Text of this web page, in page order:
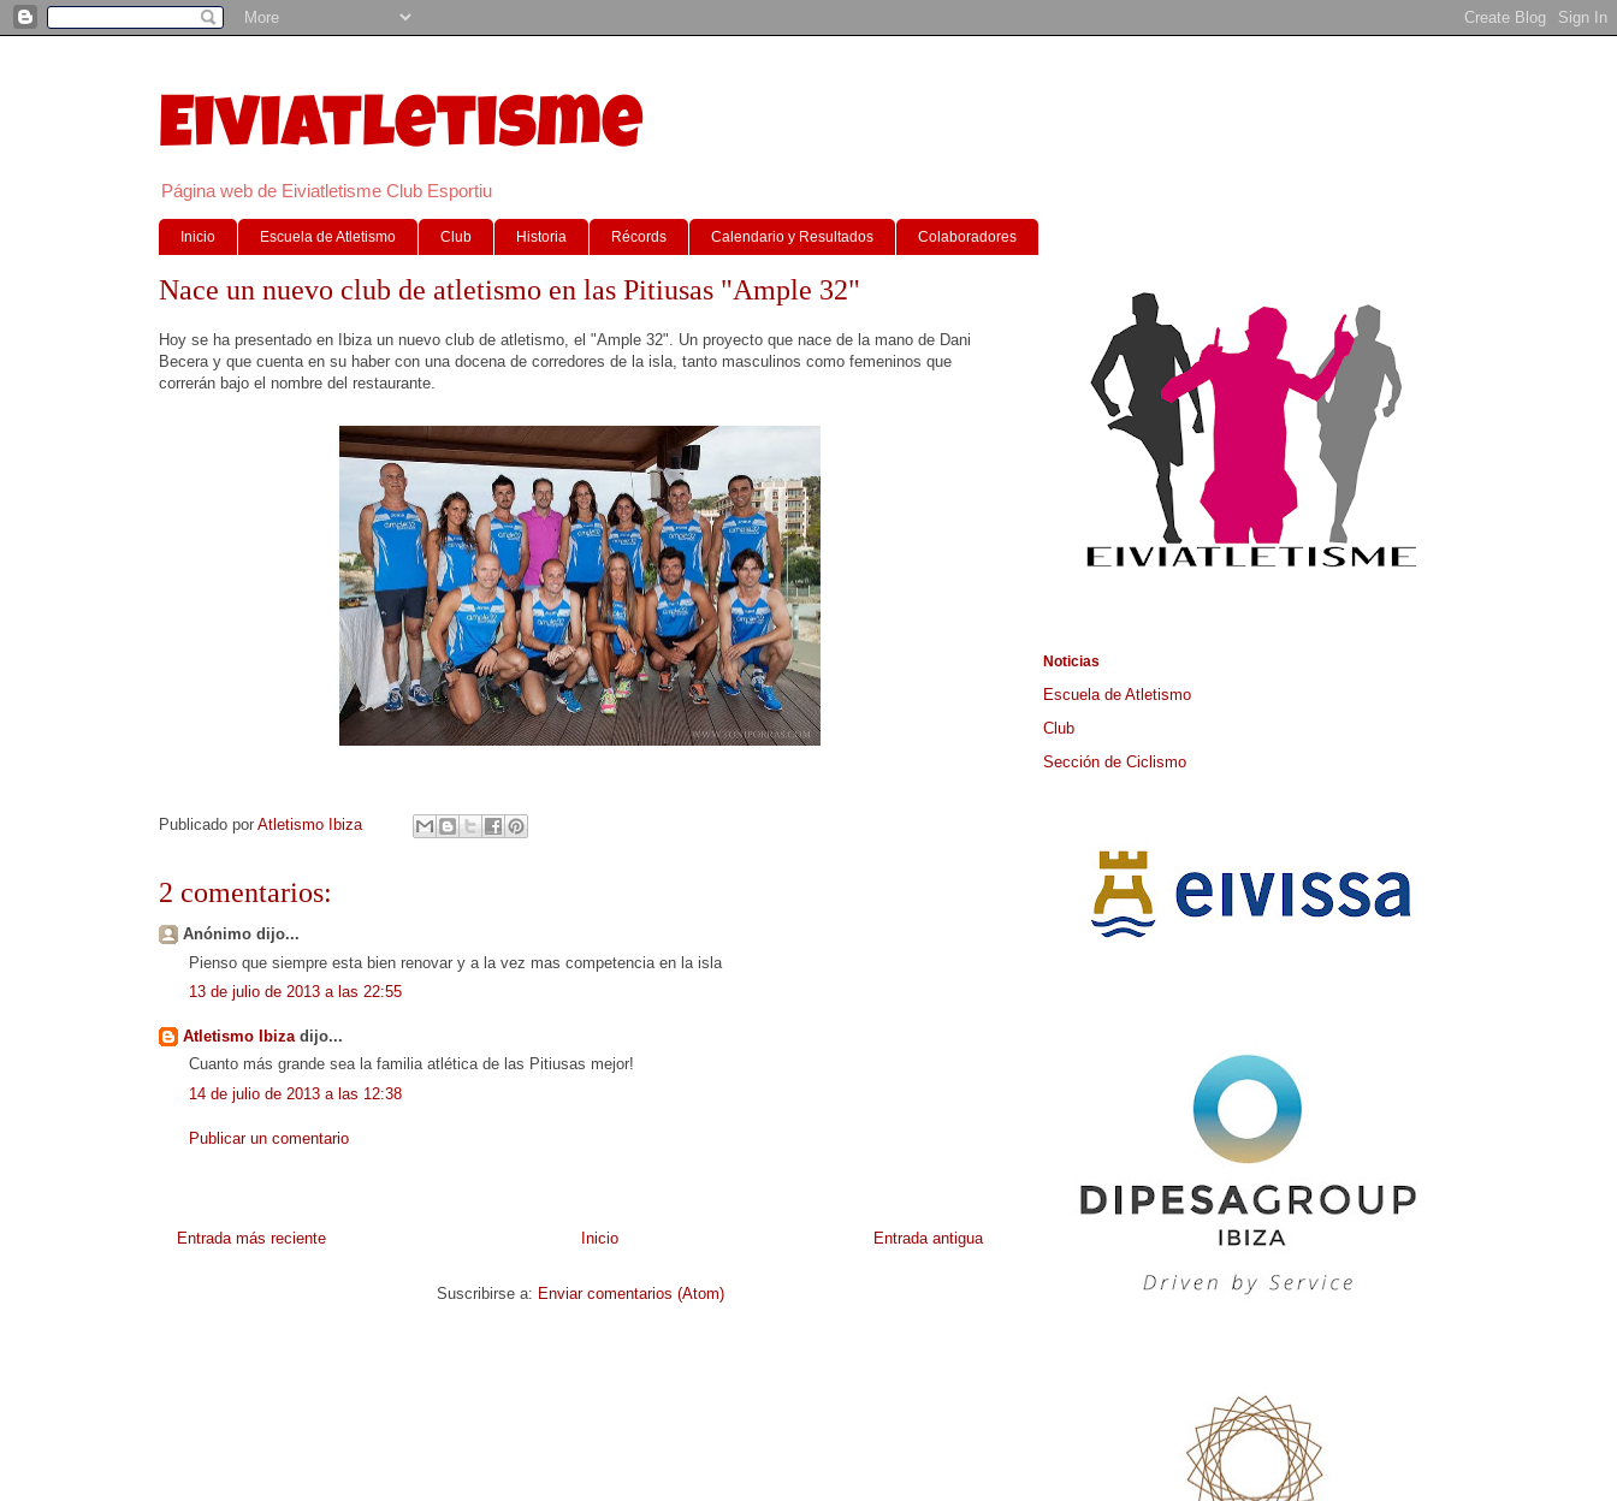
Eiviatletisme
Página web de Eiviatletisme Club Esportiu
Inicio Escuela de Atletismo Club Historia Récords Calendario y Resultados Colaboradores
Nace un nuevo club de atletismo en las Pitiusas "Ample 32"
Hoy se ha presentado en Ibiza un nuevo club de atletismo, el "Ample 32". Un proyecto que nace de la mano de Dani
Becera y que cuenta en su haber con una docena de corredores de la isla, tanto masculinos como femeninos que
correrán bajo el nombre del restaurante.
Publicado por Atletismo Ibiza
2 comentarios:
Anónimo dijo...
Pienso que siempre esta bien renovar y a la vez mas competencia en la isla
13 de julio de 2013 a las 22:55
Atletismo Ibiza dijo...
Cuanto más grande sea la familia atlética de las Pitiusas mejor!
14 de julio de 2013 a las 12:38
Publicar un comentario
Entrada más reciente Entrada antigua
Inicio
Suscribirse a: Enviar comentarios (Atom)
Noticias
Escuela de Atletismo
Club
Sección de Ciclismo